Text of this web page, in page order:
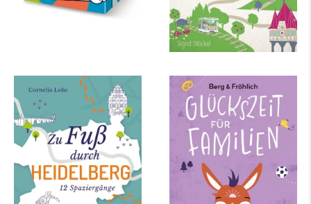
Zu Fuß durch
Heidelberg
mehr Infos …
Glückszeit für
Familien – Stuttgart
mehr Infos …